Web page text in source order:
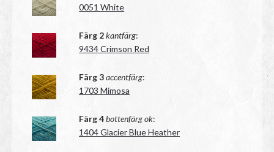
0051 White
Färg 2kantfärg:
9434 Crimson Red
Färg 3accentfärg:
1703 Mimosa
Färg 4bottenfärg ok:
1404 Glacier Blue Heather